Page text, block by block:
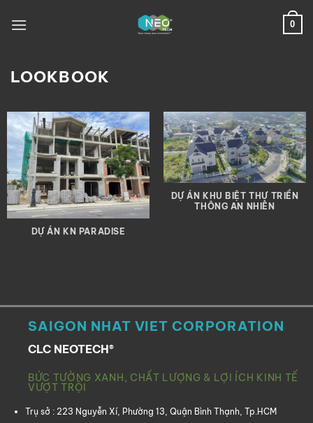
đến
0
LOOKBOOK
DỰ ÁN KN PARADISE
DỰ ÁN KHU BIỆT THỰ TRIỀN
THÔNG AN NHIÊN
SAIGON NHAT VIET CORPORATION
CLC NEOTECH®
BỨC TƯỜNG XANH, CHẤT LƯỢNG & LỢI ÍCH KINH TẾ
VƯỢT TRỘI
Trụ sở : 223 Nguyễn Xí, Phường 13, Quận Bình Thạnh, Tp.HCM